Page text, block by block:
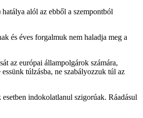
alól az ebből a szempontból
és éves forgalmuk nem haladja meg a
az európai állampolgárok számára,
túlzásba, ne szabályozzuk túl az
indokolatlanul szigorúak. Ráadásul